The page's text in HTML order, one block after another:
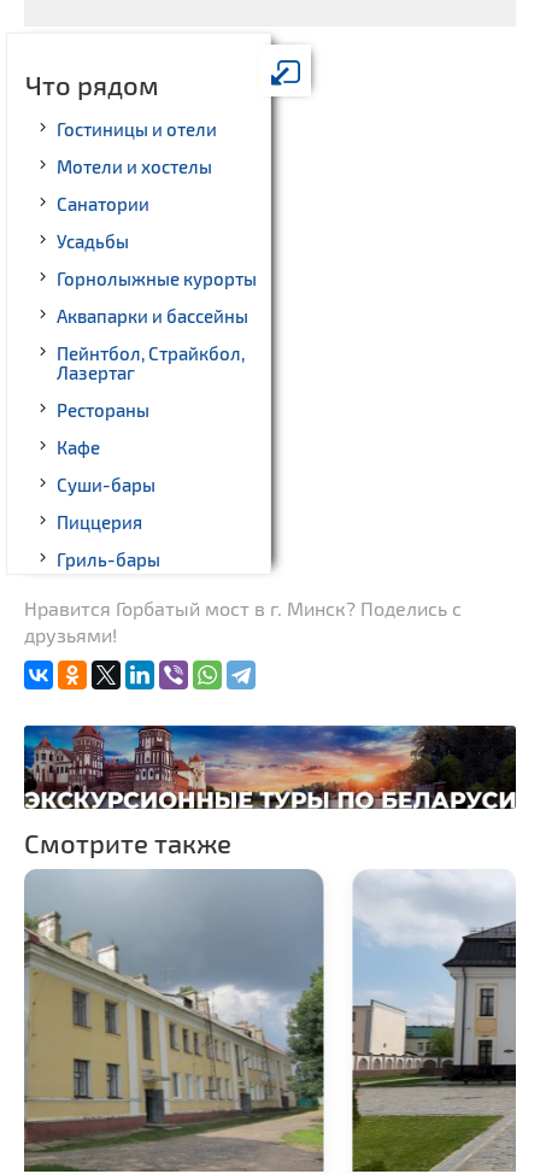
Что рядом
Гостиницы и отели
Мотели и хостелы
Санатории
Усадьбы
Горнолыжные курорты
Аквапарки и бассейны
Пейнтбол, Страйкбол,
Лазертаг
Рестораны
Кафе
Суши-бары
Пиццерия
Гриль-бары
Кинотеатры
Театры
Ночные клубы
Бильярд
Казино
универмаги
Прокат авто
Пассажирские
перевозки
Прокат спортивного и
туристического
снаряжения
Fast-food
Гражданская
архитектура
Нравится Горбатый мост в г. Минск? Поделись с
друзьями!
Смотрите также